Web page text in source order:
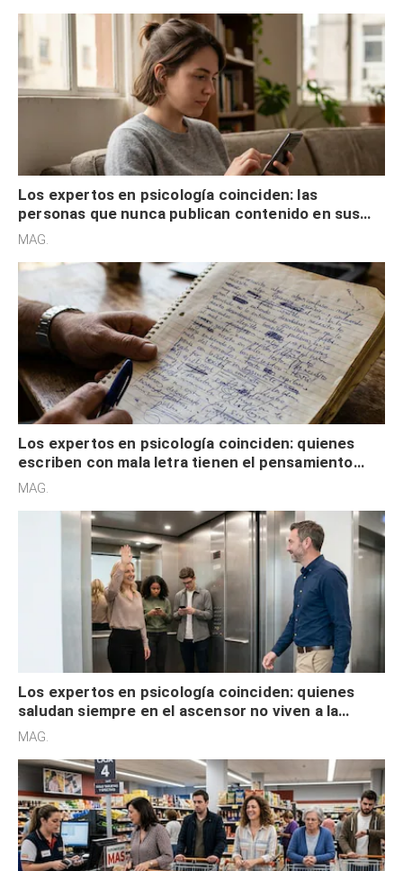
Los expertos en psicología coinciden: las
personas que nunca publican contenido en sus
redes sociales no pretenden buscar validación
MAG.
Los expertos en psicología coinciden: quienes
escriben con mala letra tienen el pensamiento
acelerado y no lo hacen por desinterés
MAG.
Los expertos en psicología coinciden: quienes
saludan siempre en el ascensor no viven a la
defensiva y tienen apertura social
MAG.